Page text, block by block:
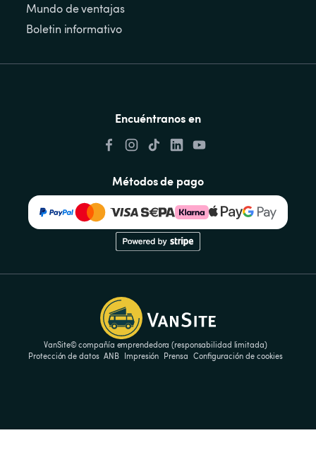
Mundo de ventajas
Boletin informativo
Encuéntranos en
Métodos de pago
VanSite© compañía emprendedora (responsabilidad limitada)
Protección de datos ANB Impresión Prensa Configuración de cookies